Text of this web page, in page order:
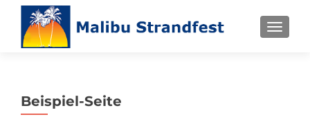
Beispiel-Seite